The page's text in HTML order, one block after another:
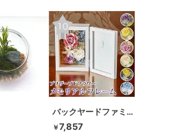
バックヤードファミリー
￥7,857